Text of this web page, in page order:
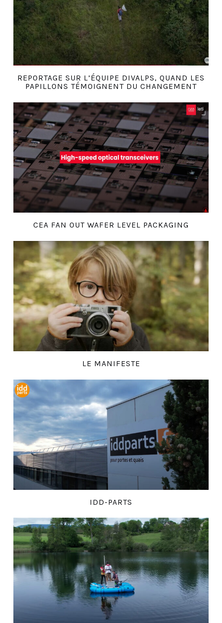
REPORTAGE SUR L’ÉQUIPE DIVALPS, QUAND LES
PAPILLONS TÉMOIGNENT DU CHANGEMENT
CEA FAN OUT WAFER LEVEL PACKAGING
LE MANIFESTE
IDD-PARTS